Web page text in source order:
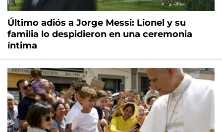
Último adiós a Jorge Messi: Lionel y su
familia lo despidieron en una ceremonia
íntima